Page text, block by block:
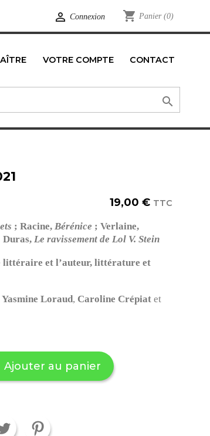
 Connexion shopping_cart Panier (0)
VOTRE COMPTE CONTACT

19,00 € TTC
; Racine, Bérénice ; Verlaine,
Duras, Le ravissement de Lol V. Stein
littéraire et l’auteur, littérature et
Yasmine Loraud, Caroline Crépiatet
Ajouter au panier